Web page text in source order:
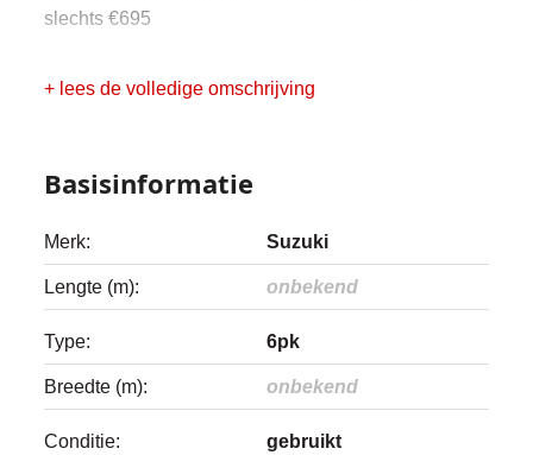
slechts €695
+ lees de volledige omschrijving
Basisinformatie
Merk: Suzuki
Lengte (m): onbekend
Type: 6pk
Breedte (m): onbekend
Conditie: gebruikt